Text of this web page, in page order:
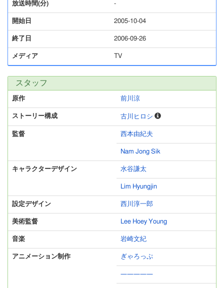
放送時間(分) -
開始日 2005-10-04
終了日 2006-09-26
メディア TV
スタッフ
原作 前川涼
ストーリー構成 古川ヒロシ
監督 西本由紀夫
Nam Jong Sik
キャラクターデザイン 水谷謙太
Lim Hyungjin
設定デザイン 西川淳一郎
美術監督 Lee Hoey Young
音楽 岩崎文紀
アニメーション制作 ぎゃろっぷ
―――――